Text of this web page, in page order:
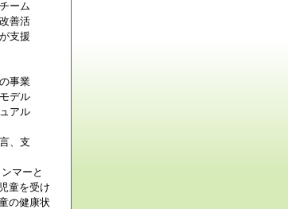
ーム
善活
支援
事業
デル
アル
、支
マーと
童を受け
の健康状